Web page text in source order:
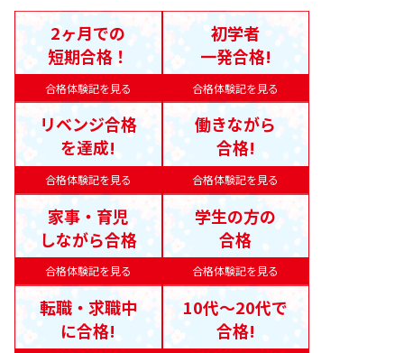
合格体験記を見る
2ヶ月での
短期合格！
合格体験記を見る
初学者
一発合格!
合格体験記を見る
リベンジ合格
を達成!
合格体験記を見る
働きながら
合格!
合格体験記を見る
家事・育児
しながら合格
合格体験記を見る
学生の方の
合格
転職・求職中
に合格!
10代〜20代で
合格!